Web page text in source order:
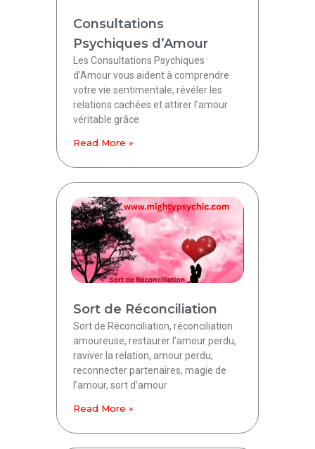
Consultations
Psychiques d’Amour
Les Consultations Psychiques
d’Amour vous aident à comprendre
votre vie sentimentale, révéler les
relations cachées et attirer l’amour
véritable grâce
Read More »
Sort de Réconciliation
Sort de Réconciliation, réconciliation
amoureuse, restaurer l’amour perdu,
raviver la relation, amour perdu,
reconnecter partenaires, magie de
l’amour, sort d’amour
Read More »